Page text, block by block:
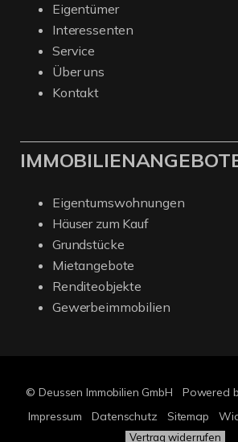
Eigentümer
Interessenten
Service
Über uns
Kontakt
Eigentumswohnungen
Häuser zum Kauf
Grundstücke
Mietangebote
Renditeobjekte
Gewerbeimmobilien
© Deussen Immobilien GmbH
Powered
Impressum
Datenschutz Sitemap
Vertrag widerrufen